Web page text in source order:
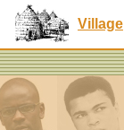
Village